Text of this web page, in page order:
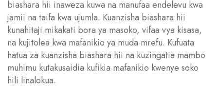
biashara hii inaweza kuwa na manufaa endelevu kwa
jamii na taifa kwa ujumla. Kuanzisha biashara hii
kunahitaji mikakati bora ya masoko, vifaa vya kisasa,
na kujitolea kwa mafanikio ya muda mrefu. Kufuata
hatua za kuanzisha biashara hii na kuzingatia mambo
muhimu kutakusaidia kufikia mafanikio kwenye soko
hili linalokua.